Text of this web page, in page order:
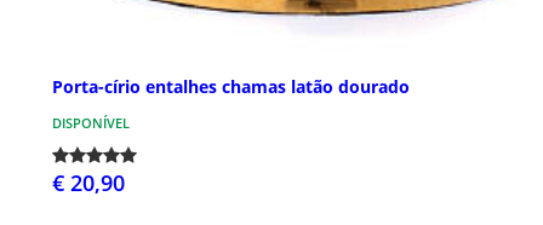
Porta-círio entalhes chamas latão dourado
DISPONÍVEL
€ 20,90